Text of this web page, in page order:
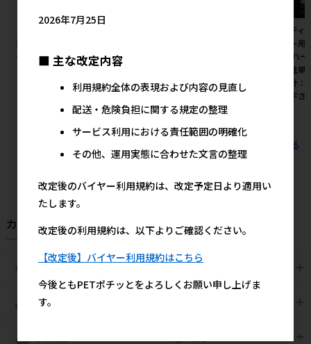
薄型ペットシーツ レギュラー 1
ケース（1200枚入）
［ペテ
ペット
ター ハ
※発注単
価合計
注意下さ
すべてのおすすめ商品を見る
カテゴリから探す
犬猫用
2026年7月25日
■ 主な改定内容
利用規約全体の表現および内容の見直し
配送・危険負担に関する規定の整理
サービス利用における責任範囲の明確化
その他、運用実態に合わせた文言の整理
改定後のバイヤー利用規約は、改定予定日より適用い
たします。
改定後の利用規約は、以下よりご確認ください。
【改定後】バイヤー利用規約はこちら
今後ともPETポチッとをよろしくお願い申し上げま
す。